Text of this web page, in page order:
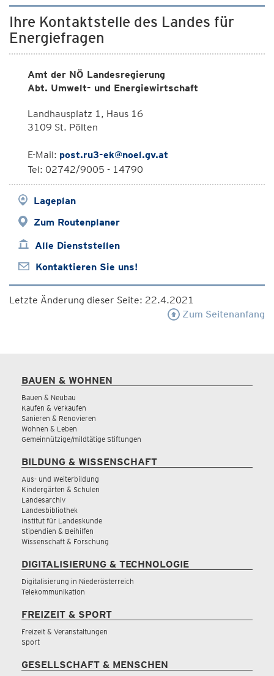
Ihre Kontaktstelle des Landes für
Energiefragen
Amt der NÖ Landesregierung
Abt. Umwelt- und Energiewirtschaft
Landhausplatz 1, Haus 16
3109 St. Pölten
E-Mail: post.ru3-ek@noel.gv.at
Tel: 02742/9005 - 14790
Lageplan
Zum Routenplaner
Alle Dienststellen
Kontaktieren Sie uns!
Letzte Änderung dieser Seite: 22.4.2021
Zum Seitenanfang
BAUEN & WOHNEN
Bauen & Neubau
Kaufen & Verkaufen
Sanieren & Renovieren
Wohnen & Leben
Gemeinnützige/mildtätige Stiftungen
BILDUNG & WISSENSCHAFT
Aus- und Weiterbildung
Kindergärten & Schulen
Landesarchiv
Landesbibliothek
Institut für Landeskunde
Stipendien & Beihilfen
Wissenschaft & Forschung
DIGITALISIERUNG & TECHNOLOGIE
Digitalisierung in Niederösterreich
Telekommunikation
FREIZEIT & SPORT
Freizeit & Veranstaltungen
Sport
GESELLSCHAFT & MENSCHEN